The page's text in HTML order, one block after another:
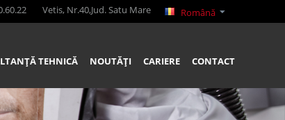
Română
Vetis, Nr.40,Jud. Satu Mare
TEHNICĂ NOUTĂȚI CARIERE CONTACT